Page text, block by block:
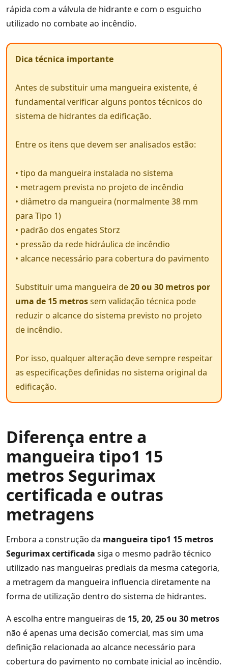
rápida com a válvula de hidrante e com o esguicho
utilizado no combate ao incêndio.
Dica técnica importante
Antes de substituir uma mangueira existente, é
fundamental verificar alguns pontos técnicos do
sistema de hidrantes da edificação.
Entre os itens que devem ser analisados estão:
• tipo da mangueira instalada no sistema
• metragem prevista no projeto de incêndio
• diâmetro da mangueira (normalmente 38 mm
para Tipo 1)
• padrão dos engates Storz
• pressão da rede hidráulica de incêndio
• alcance necessário para cobertura do pavimento
Substituir uma mangueira de20 ou 30 metros por
uma de 15 metrossem validação técnica pode
reduzir o alcance do sistema previsto no projeto
de incêndio.
Por isso, qualquer alteração deve sempre respeitar
as especificações definidas no sistema original da
edificação.
Diferença entre a
mangueira tipo1 15
metros Segurimax
certificada e outras
metragens
Embora a construção da mangueira tipo1 15 metros
Segurimax certificada siga o mesmo padrão técnico
utilizado nas mangueiras prediais da mesma categoria,
a metragem da mangueira influencia diretamente na
forma de utilização dentro do sistema de hidrantes.
A escolha entre mangueiras de 15, 20, 25 ou 30 metros
não é apenas uma decisão comercial, mas sim uma
definição relacionada ao alcance necessário para
cobertura do pavimento no combate inicial ao incêndio.